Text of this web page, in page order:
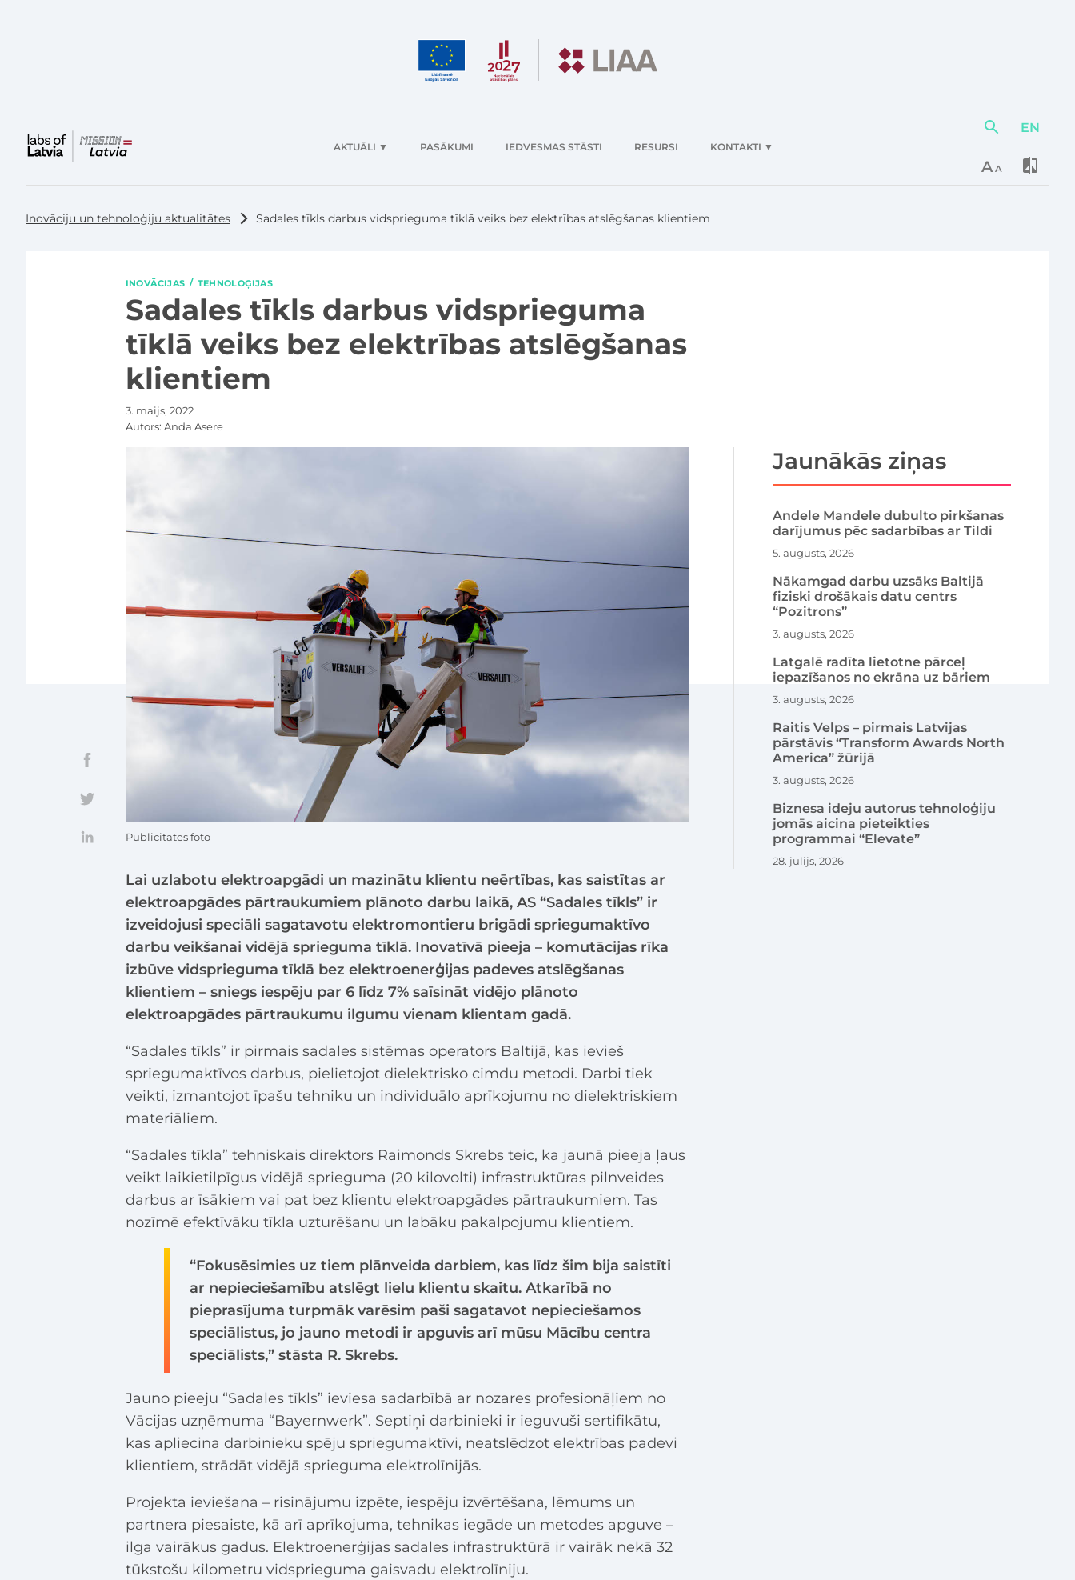
AKTUĀLI ▼ PASĀKUMI IEDVESMAS STĀSTI RESURSI KONTAKTI ▼
DarbībasEN
AA
Inovāciju un tehnoloģiju aktualitātes Sadales tīkls darbus vidsprieguma tīklā veiks bez elektrības atslēgšanas klientiem
INOVĀCIJAS TEHNOLOĢIJAS
Sadales tīkls darbus vidsprieguma
tīklā veiks bez elektrības atslēgšanas
klientiem
3. maijs, 2022
Autors: Anda Asere
Lai uzlabotu elektroapgādi un mazinātu klientu neērtības, kas saistītas ar
elektroapgādes pārtraukumiem plānoto darbu laikā, AS “Sadales tīkls” ir
izveidojusi speciāli sagatavotu elektromontieru brigādi spriegumaktīvo
darbu veikšanai vidējā sprieguma tīklā. Inovatīvā pieeja – komutācijas rīka
izbūve vidsprieguma tīklā bez elektroenerģijas padeves atslēgšanas
klientiem – sniegs iespēju par 6 līdz 7% saīsināt vidējo plānoto
elektroapgādes pārtraukumu ilgumu vienam klientam gadā.
“Sadales tīkls” ir pirmais sadales sistēmas operators Baltijā, kas ievieš
spriegumaktīvos darbus, pielietojot dielektrisko cimdu metodi. Darbi tiek
veikti, izmantojot īpašu tehniku un individuālo aprīkojumu no dielektriskiem
materiāliem.
“Sadales tīkla” tehniskais direktors Raimonds Skrebs teic, ka jaunā pieeja ļaus
veikt laikietilpīgus vidējā sprieguma (20 kilovolti) infrastruktūras pilnveides
darbus ar īsākiem vai pat bez klientu elektroapgādes pārtraukumiem. Tas
nozīmē efektīvāku tīkla uzturēšanu un labāku pakalpojumu klientiem.
“Fokusēsimies uz tiem plānveida darbiem, kas līdz šim bija saistīti
ar nepieciešamību atslēgt lielu klientu skaitu. Atkarībā no
pieprasījuma turpmāk varēsim paši sagatavot nepieciešamos
speciālistus, jo jauno metodi ir apguvis arī mūsu Mācību centra
speciālists,” stāsta R. Skrebs.
Jauno pieeju “Sadales tīkls” ieviesa sadarbībā ar nozares profesionāļiem no
Vācijas uzņēmuma “Bayernwerk”. Septiņi darbinieki ir ieguvuši sertifikātu,
kas apliecina darbinieku spēju spriegumaktīvi, neatslēdzot elektrības padevi
klientiem, strādāt vidējā sprieguma elektrolīnijās.
Projekta ieviešana – risinājumu izpēte, iespēju izvērtēšana, lēmums un
partnera piesaiste, kā arī aprīkojuma, tehnikas iegāde un metodes apguve –
ilga vairākus gadus. Elektroenerģijas sadales infrastruktūrā ir vairāk nekā 32
tūkstošu kilometru vidsprieguma gaisvadu elektrolīniju.
Jaunākās ziņas
Andele Mandele dubulto pirkšanas
darījumus pēc sadarbības ar Tildi
5. augusts, 2026
Nākamgad darbu uzsāks Baltijā
fiziski drošākais datu centrs
“Pozitrons”
3. augusts, 2026
Latgalē radīta lietotne pārceļ
iepazīšanos no ekrāna uz bāriem
3. augusts, 2026
Raitis Velps – pirmais Latvijas
pārstāvis “Transform Awards North
America” žūrijā
3. augusts, 2026
Biznesa ideju autorus tehnoloģiju
jomās aicina pieteikties
programmai “Elevate”
28. jūlijs, 2026
Publicitātes foto